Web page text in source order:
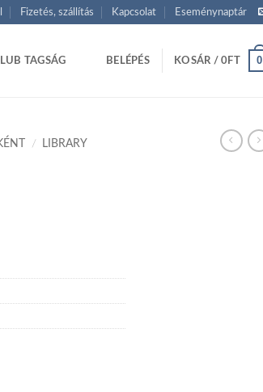
Fizetés, szállítás Kapcsolat Eseménynaptár
TAGSÁG BELÉPÉS KOSÁR /0FT 0
/
LIBRARY